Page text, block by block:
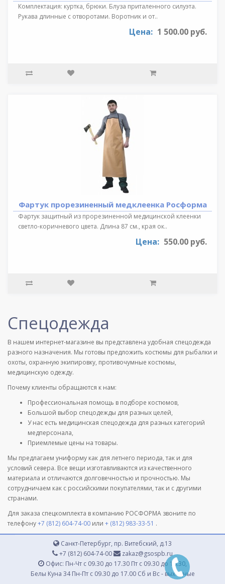
Комплектация: куртка, брюки. Блуза приталенного силуэта.
Рукава длинные с отворотами. Воротник и от..
Цена: 1 500.00 руб.
Фартук прорезиненный медклеенка Росформа
Фартук защитный из прорезиненной медицинской клеенки
светло-коричневого цвета. Длина 87 см., края ок..
Цена: 550.00 руб.
Спецодежда
В нашем интернет-магазине вы представлена удобная спецодежда
разного назначения. Мы готовы предложить костюмы для рыбалки и
охоты, охранную экипировку, противочумные костюмы,
медицинскую одежду.
Почему клиенты обращаются к нам:
Профессиональная помощь в подборе костюмов,
Большой выбор спецодежды для разных целей,
У нас есть медицинская спецодежда для разных категорий
медперсонала,
Приемлемые цены на товары.
Мы предлагаем униформу как для летнего периода, так и для
условий севера. Все вещи изготавливаются из качественного
материала и отличаются долговечностью и прочностью. Мы
сотрудничаем как с российскими покупателями, так и с другими
странами.
Для заказа спецкомплекта в компанию РОСФОРМА звоните по
телефону+7 (812) 604-74-00 или + (812) 983-33-51 .
Санкт-Петербург, пр. Витебский, д.13
+7 (812) 604-74-00
zakaz@gsospb.ru
Офис: Пн-Чт с 09.30 до 17.30 Пт с 09.30 до 16.30,
Белы Куна 34 Пн-Пт с 09.30 до 17.00 Сб и Вс - выходные